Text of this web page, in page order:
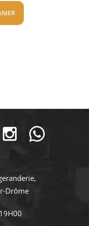
Drôme